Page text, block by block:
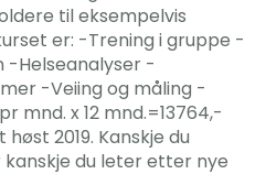
til eksempelvis
er: -Trening i gruppe -
-Helseanalyser -
-Veiing og måling -
mnd. x 12 mnd.=13764,-
2019. Kanskje du
du leter etter nye